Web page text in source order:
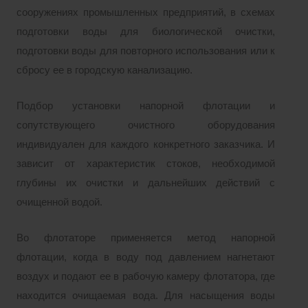
сооружениях промышленных предприятий, в схемах
подготовки воды для биологической очистки,
подготовки воды для повторного использования или к
сбросу ее в городскую канализацию.
Подбор установки напорной флотации и
сопутствующего очистного оборудования
индивидуален для каждого конкретного заказчика. И
зависит от характеристик стоков, необходимой
глубины их очистки и дальнейших действий с
очищенной водой.
Во флотаторе применяется метод напорной
флотации, когда в воду под давлением нагнетают
воздух и подают ее в рабочую камеру флотатора, где
находится очищаемая вода. Для насыщения воды